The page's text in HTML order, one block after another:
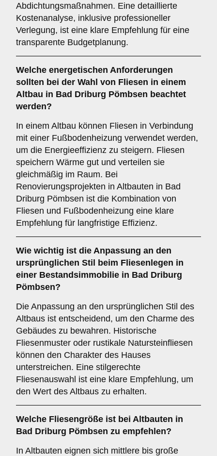
Abdichtungsmaßnahmen. Eine detaillierte
Kostenanalyse, inklusive professioneller
Verlegung, ist eine klare Empfehlung für eine
transparente Budgetplanung.
Welche energetischen Anforderungen
sollten bei der Wahl von Fliesen in einem
Altbau in Bad Driburg Pömbsen beachtet
werden?
In einem Altbau können Fliesen in Verbindung
mit einer Fußbodenheizung verwendet werden,
um die Energieeffizienz zu steigern. Fliesen
speichern Wärme gut und verteilen sie
gleichmäßig im Raum. Bei
Renovierungsprojekten in Altbauten in Bad
Driburg Pömbsen ist die Kombination von
Fliesen und Fußbodenheizung eine klare
Empfehlung für langfristige Effizienz.
Wie wichtig ist die Anpassung an den
ursprünglichen Stil
beim Fliesenlegen in
einer Bestandsimmobilie in Bad Driburg
Pömbsen?
Die Anpassung an den ursprünglichen Stil des
Altbaus ist entscheidend, um den Charme des
Gebäudes zu bewahren. Historische
Fliesenmuster oder rustikale Natursteinfliesen
können den Charakter des Hauses
unterstreichen. Eine stilgerechte
Fliesenauswahl ist eine klare Empfehlung, um
den Wert des Altbaus zu erhalten.
Welche Fliesengröße ist bei Altbauten in
Bad Driburg Pömbsen zu empfehlen?
In Altbauten eignen sich mittlere bis große